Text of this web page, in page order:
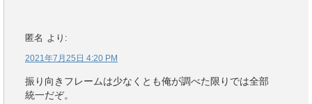
匿名 より:
2021年7月25日 4:20 PM
振り向きフレームは少なくとも俺が調べた限りでは全部
統一だぞ。